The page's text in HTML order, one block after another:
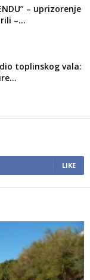
– uprizorenje
–...
toplinskog vala:
LIKE